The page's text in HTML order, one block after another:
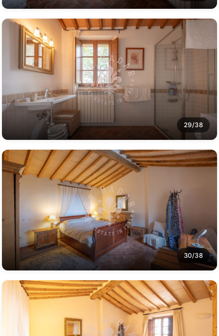
29/38
30/38